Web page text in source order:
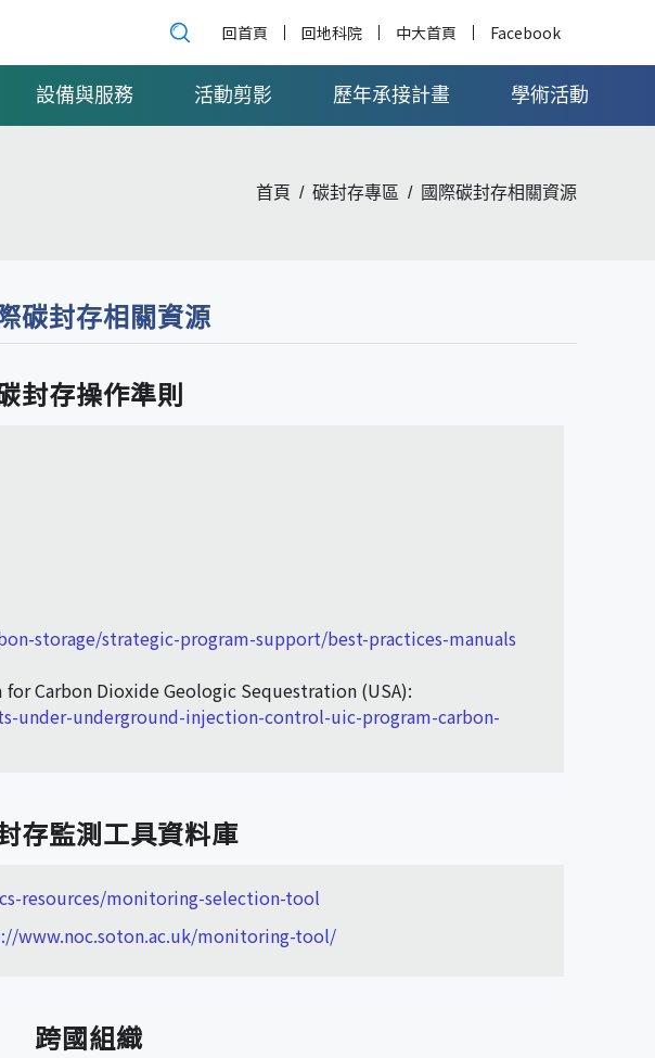
回首頁 回地科院 中大首頁 Facebook
設備與服務 活動剪影 歷年承接計畫 學術活動
首頁 碳封存專區 國際碳封存相關資源
碳封存相關資源
封存操作準則
storage/strategic-program-support/best-practices-manuals
Carbon Dioxide Geologic Sequestration (USA):
under-underground-injection-control-uic-program-carbon-
存監測工具資料庫
resources/monitoring-selection-tool
www.noc.soton.ac.uk/monitoring-tool/
跨國組織